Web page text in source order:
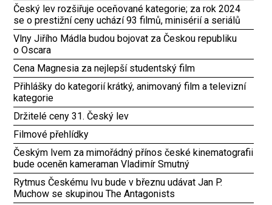
Český lev rozšiřuje oceňované kategorie; za rok 2024
se o prestižní ceny uchází 93 filmů, minisérií a seriálů
Vlny Jiřího Mádla budou bojovat za Českou republiku
o Oscara
Cena Magnesia za nejlepší studentský film
Přihlášky do kategorií krátký, animovaný film a televizní
kategorie
Držitelé ceny 31. Český lev
Filmové přehlídky
Českým lvem za mimořádný přínos české kinematografii
bude oceněn kameraman Vladimír Smutný
Rytmus Českému lvu bude v březnu udávat Jan P.
Muchow se skupinou The Antagonists